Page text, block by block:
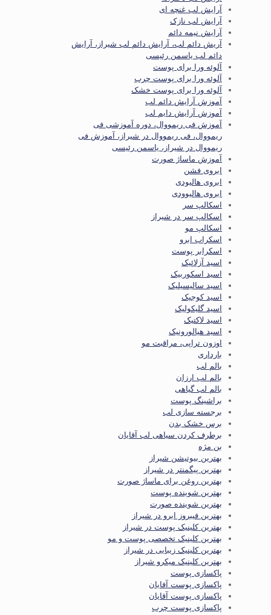
آرایش لب غنچه ای
آرایش لب نازک
آرایش نیمه دائم
آریش دائم لب، آرایش دائم لب شیراز، آرایش
دائم لب یاسمن رئیسی
آلوئه ورا برای پوست
آلوئه ورا برای پوست چرب
آلوئه ورا برای پوست خشک
آموزش آرایش دائم لب
آموزش آرایش دایم لب
آموزش فی ریمووال، دوره آموزشی فی
ریمووال، فی ریمووال در شیراز، آموزش فی
ریمووال در شیراز، یاسمن رئیسی
آموزش ماساژ صورت
ابروی فشن
ابروی هالیودی
ابروی هالیوودی
اسکالپ سر
اسکالپ سر در شیراز
اسکالپ مو
اسکراب ابرو
اسکرابر پوست
اسید آزلائیک
اسید اسکوربیک
اسید سالیسیلیک
اسید کوجیک
اسید گلیکولیک
اسید لاکتیک
اسید هیالورونیک
اوزون تراپی، مراقبت مو
بارداری
بالم لب
بالم لب ارزان
بالم لب گیاهی
براشینگ پوست
برجسته سازی لب
برس خشک بدن
برطرف کردن سیاهی لب آقایان
بن مژه
بهترین بیوتیشن شیراز
بهترین پیگمنتر در شیراز
بهترین روغن برای ماساژ صورت
بهترین شوینده پوست
بهترین شوینده صورت
بهترین فیبروز ابرو در شیراز
بهترین کلینیک پوست در شیراز
بهترین کلینیک تخصصی پوست و مو
بهترین کلینیک زیبایی در شیراز
بهترین کلینیک میکرو شیراز
پاکسازی پوست
پاکسازی پوست آفایان
پاکسازی پوست آقایان
پاکسازی پوست چرب